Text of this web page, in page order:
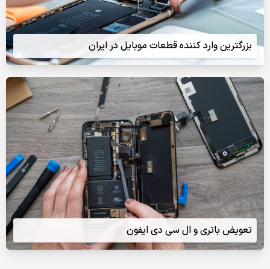
بزرگترین وارد کننده قطعات موبایل در ایران
تعویض باتری و ال سی دی ایفون